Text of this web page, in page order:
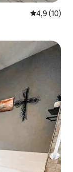
4,9 av 5 i
4,9 (10)